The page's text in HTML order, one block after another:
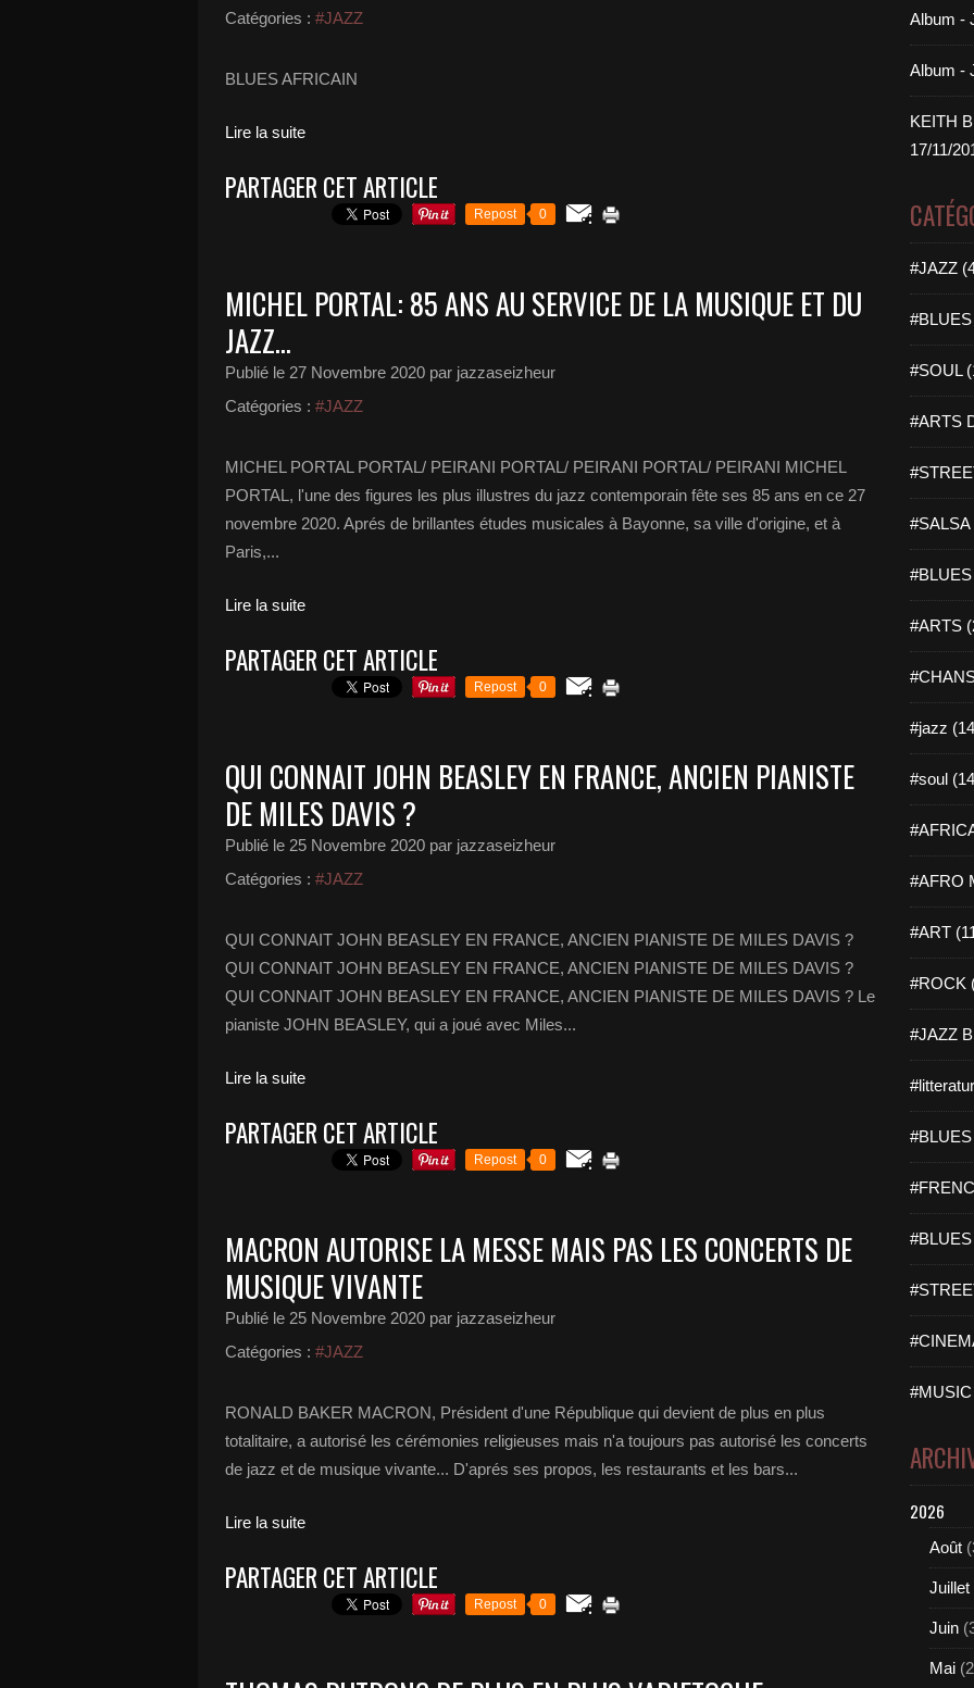
Catégories : #JAZZ
BLUES AFRICAIN
Lire la suite
PARTAGER CET ARTICLE
Repost 0
MICHEL PORTAL: 85 ANS AU SERVICE DE LA MUSIQUE ET DU
JAZZ...
Publié le 27 Novembre 2020 par jazzaseizheur
Catégories : #JAZZ
MICHEL PORTAL PORTAL/ PEIRANI PORTAL/ PEIRANI PORTAL/ PEIRANI MICHEL
PORTAL, l'une des figures les plus illustres du jazz contemporain fête ses 85 ans en ce 27
novembre 2020. Aprés de brillantes études musicales à Bayonne, sa ville d'origine, et à
Paris,...
Lire la suite
PARTAGER CET ARTICLE
Repost 0
QUI CONNAIT JOHN BEASLEY EN FRANCE, ANCIEN PIANISTE
DE MILES DAVIS ?
Publié le 25 Novembre 2020 par jazzaseizheur
Catégories : #JAZZ
QUI CONNAIT JOHN BEASLEY EN FRANCE, ANCIEN PIANISTE DE MILES DAVIS ?
QUI CONNAIT JOHN BEASLEY EN FRANCE, ANCIEN PIANISTE DE MILES DAVIS ?
QUI CONNAIT JOHN BEASLEY EN FRANCE, ANCIEN PIANISTE DE MILES DAVIS ? Le
pianiste JOHN BEASLEY, qui a joué avec Miles...
Lire la suite
PARTAGER CET ARTICLE
Repost 0
MACRON AUTORISE LA MESSE MAIS PAS LES CONCERTS DE
MUSIQUE VIVANTE
Publié le 25 Novembre 2020 par jazzaseizheur
Catégories : #JAZZ
RONALD BAKER MACRON, Président d'une République qui devient de plus en plus
totalitaire, a autorisé les cérémonies religieuses mais n'a toujours pas autorisé les concerts
de jazz et de musique vivante... D'aprés ses propos, les restaurants et les bars...
Lire la suite
PARTAGER CET ARTICLE
Repost 0
Album -
Album -
KEITH
17/11/
#JAZZ
#SOUL
#ARTS
#SALSA
#ARTS
#jazz
#soul
#AFRO
#ART
#ROCK
#JAZZ
2026
Août
Juillet
Juin
Mai